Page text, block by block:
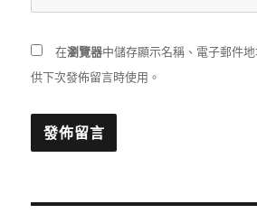
在瀏覽器中儲存顯示名稱、電子郵件
供下次發佈留言時使用。